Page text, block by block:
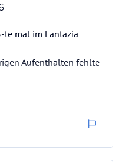
te mal im Fantazia
Aufenthalten fehlte
nach zu groß
evtl. auch die fast
zum Glück aber
angedauert haben.
am